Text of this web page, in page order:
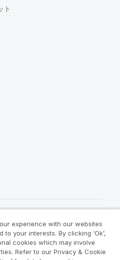
ト
ニティ
Legal Policies
experience with our websites
your interests. By clicking ‘Ok’,
cookies which may involve
Refer to our Privacy & Cookie